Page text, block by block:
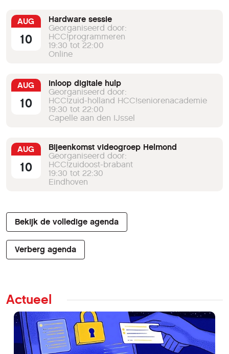
AUG
10
Hardware sessie
Georganiseerd door:
HCC!programmeren
19:30 tot 22:00
Online
AUG
10
Inloop digitale hulp
Georganiseerd door:
HCC!zuid-holland HCC!seniorenacademie
19:30 tot 22:00
Capelle aan den IJssel
AUG
10
Bijeenkomst videogroep Helmond
Georganiseerd door:
HCC!zuidoost-brabant
19:30 tot 22:30
Eindhoven
Bekijk de volledige agenda
Verberg agenda
Actueel